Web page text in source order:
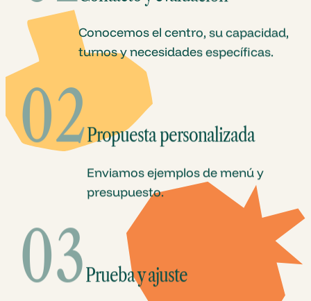
Conocemos el centro, su capacidad,
turnos y necesidades específicas.
02Propuesta personalizada
Enviamos ejemplos de menú y
presupuesto.
03Prueba y ajuste